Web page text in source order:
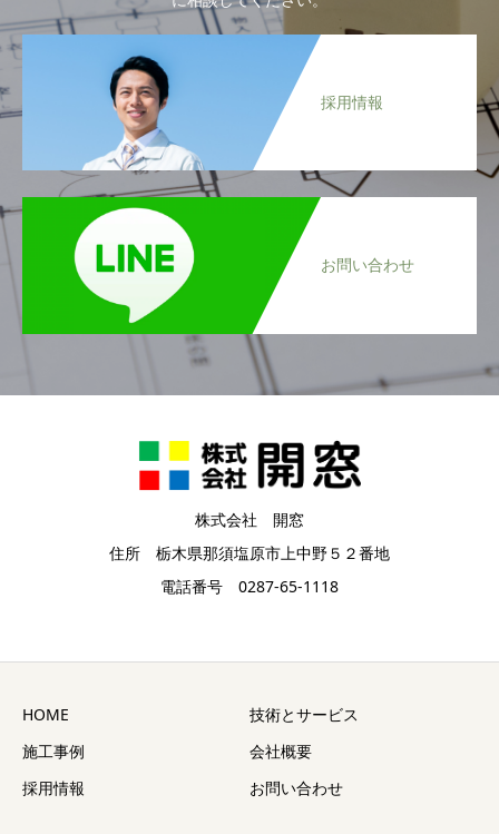
採用情報
お問い合わせ
株式会社 開窓
住所 栃木県那須塩原市上中野５２番地
電話番号 0287-65-1118
HOME
技術とサービス
施工事例
会社概要
採用情報
お問い合わせ